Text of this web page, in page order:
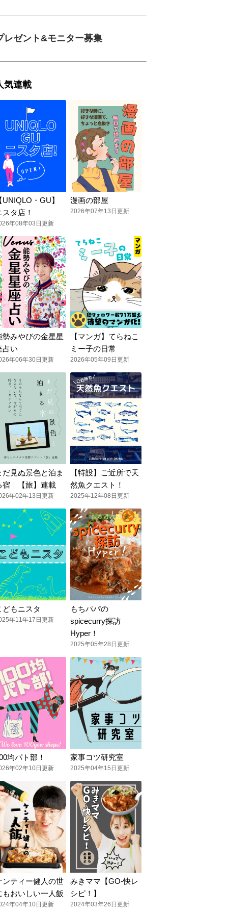
レゼント&モニター募集
気連載
UNIQLO・GU】
スタ店！
年08年03日更新
漫画の部屋
2026年07年13日更新
勢みやびの金星星
占い
年06年30日更新
【マンガ】てらねこ
ミー子の日常
2026年05年09日更新
だ見ぬ景色と泊ま
宿｜【旅】連載
年02年13日更新
【特設】ご近所で天
然魚クエスト！
2025年12年08日更新
どもニスタ
年11年17日更新
もちパパの
spicecurry探訪
Hyper！
2025年05年28日更新
均パト部！
年02年10日更新
家事コツ研究室
2025年04年15日更新
ンティー健人の世
もおいしい一人飯
年04年10日更新
みきママ【GO-快レ
シピ！】
2024年03年26日更新